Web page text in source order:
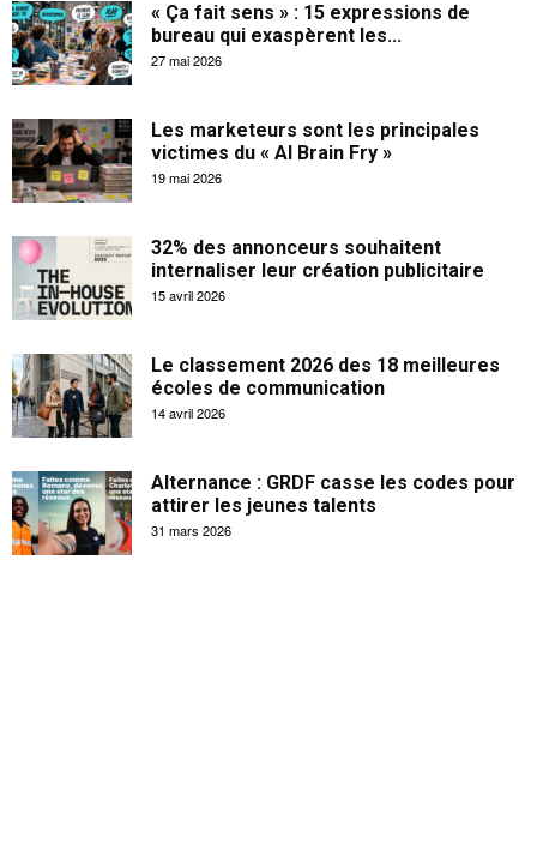
« Ça fait sens » : 15 expressions de
bureau qui exaspèrent les...
27 mai 2026
Les marketeurs sont les principales
victimes du « AI Brain Fry »
19 mai 2026
32% des annonceurs souhaitent
internaliser leur création publicitaire
15 avril 2026
Le classement 2026 des 18 meilleures
écoles de communication
14 avril 2026
Alternance : GRDF casse les codes pour
attirer les jeunes talents
31 mars 2026